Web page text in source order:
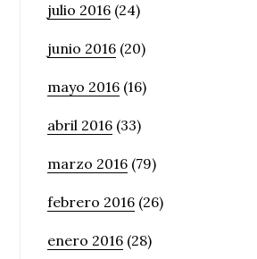
julio 2016 (24)
junio 2016 (20)
mayo 2016 (16)
abril 2016 (33)
marzo 2016 (79)
febrero 2016 (26)
enero 2016 (28)